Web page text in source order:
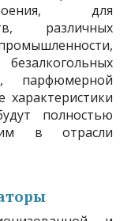
для
различных
парфюмерной
характеристики
полностью
в отрасли